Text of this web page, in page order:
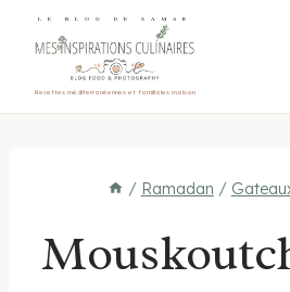
LE BLOG DE SAMAR
Recettes méditerranéennes et familiales maison
/ Ramadan /